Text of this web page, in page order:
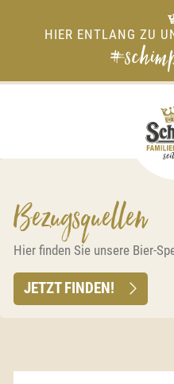
HIER ENTLANG ZU
Bezugsquellen
Hier finden Sie unsere Bier-
JETZT FINDEN!